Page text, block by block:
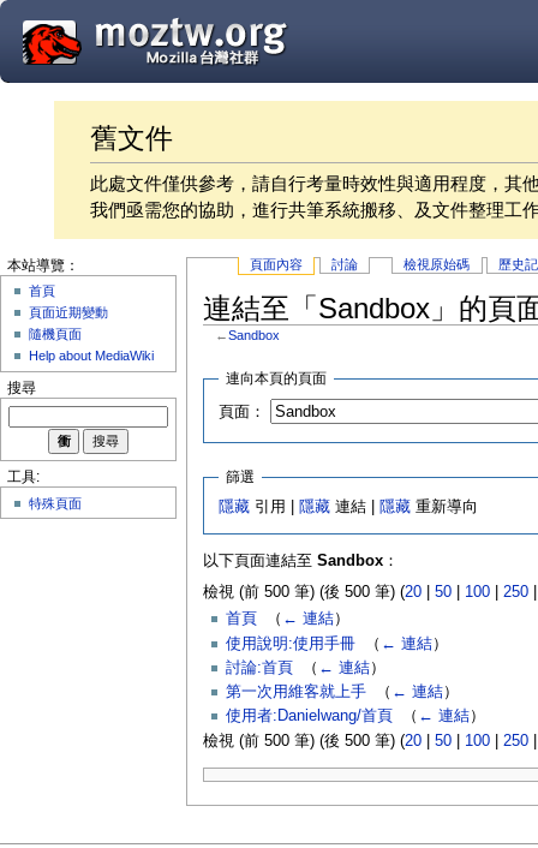
舊文件
此處文件僅供參考，請自行考量時效性與適用程度，其
我們亟需您的協助，進行共筆系統搬移、及文件整理工
頁面內容 討論 檢視原始碼 歷史
連結至「Sandbox」的頁
←Sandbox
連向本頁的頁面
頁面：
篩選
隱藏 引用 | 隱藏 連結 | 隱藏 重新導向
以下頁面連結至 Sandbox：
檢視 (前 500 筆) (後 500 筆) (20| 50| 100| 250
首頁
（ ← 連結）
使用說明:使用手冊‎ （ ← 連結）
討論:首頁‎ （ ← 連結）
第一次用維客就上手‎ （ ← 連結）
使用者:Danielwang/首頁
（ ← 連結）
檢視 (前 500 筆) (後 500 筆) (20| 50| 100| 250
本站導覽：
首頁
頁面近期變動
隨機頁面
Help about MediaWiki
搜尋
工具:
特殊頁面